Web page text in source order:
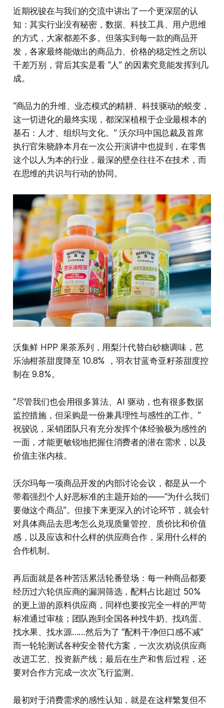
近期祝骏在与我们的交流中讲出了一个更深层的认
知：其实行业没有秘密，数据、科技工具、用户思维
的方式，大家都差不多。但落实到每一款的商品开
发，各家最终能做出的商品力、价格的稳定性之所以
千差万别，背后其实是看 “人” 的因素究竟能发挥到几
成。
“商品力的升维、业态模式的精耕、科技驱动的蜕变，
这一切进化的最终实现，都深深植根于企业最根本的
基石：人才、组织与文化。” 沃尔玛中国总裁及首席
执行官朱晓静本月在一次公开演讲中也提到，在零售
这个以人为本的行业，最深的壁垒往往不在技术，而
在思维的共识与行动的协同。
沃集鲜 HPP 果茶系列，用梨汁代替白砂糖调味，芭
乐油柑茶甜度降至 10.8% ，羽衣甘蓝奇亚籽茶甜度控
制在 9.8%。
“尽管我们也会用很多算法、AI 驱动，也有很多数据
监控措施，但采购是一份兼具理性与感性的工作。”
祝骏说，采销团队只有充分发挥个体经验极为感性的
一面，才能更敏锐地把握住消费者的潜在需求，以及
价值主张内核。
沃尔玛每一项商品开发的内部讨论会议，都是从一个
带着强烈个人好恶标准的主题开始的——“为什么我们
要做这个商品”。但接下来更深入的讨论环节，就会针
对具体商品去思考怎么兑现质量管控、质价比和价值
感，以及应该和什么样的供应商合作，采用什么样的
合作机制。
再后面就是各种苦活累活轮番登场：每一种商品都要
经历过六轮供应商的漏洞筛选，配料占比超过 50%
的更上游的原料供应商，同样也要按完全一样的严苛
标准通过审核；团队跑到全国各种找牛奶、找鸡蛋、
找水果、找水源……然后为了 “配料干净但口感不减”
而一轮轮测试各种安全替代方案，一次次劝说供应商
改进工艺、投资新产线；最后在生产和售后过程，还
要对合作方完成一次次飞行监测。
最初对于消费需求的感性认知，就是在这样繁复但不